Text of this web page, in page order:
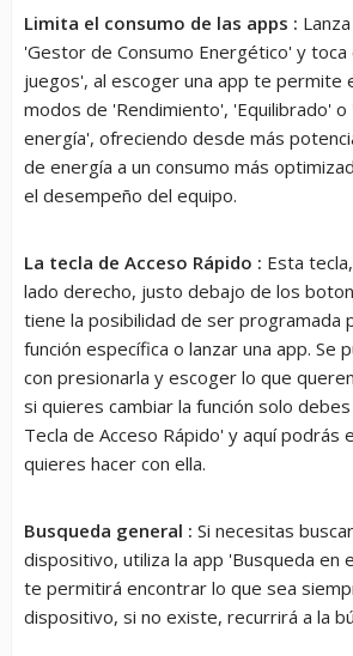
Limita el consumo de las apps :
'Gestor de Consumo Energético' y toca
juegos', al escoger una app te permite
modos de 'Rendimiento', 'Equilibrado' o
energía', ofreciendo desde más
de energía a un consumo más
el desempeño del equipo.
La tecla de Acceso Rápido : Esta
lado derecho, justo debajo de los
tiene la posibilidad de ser programada
función específica o lanzar una app. Se
con presionarla y escoger lo que
si quieres cambiar la función solo
Tecla de Acceso Rápido' y aquí podrás
quieres hacer con ella.
Busqueda general : Si necesitas
dispositivo, utiliza la app 'Busqueda en
te permitirá encontrar lo que sea
dispositivo, si no existe, recurrirá a la